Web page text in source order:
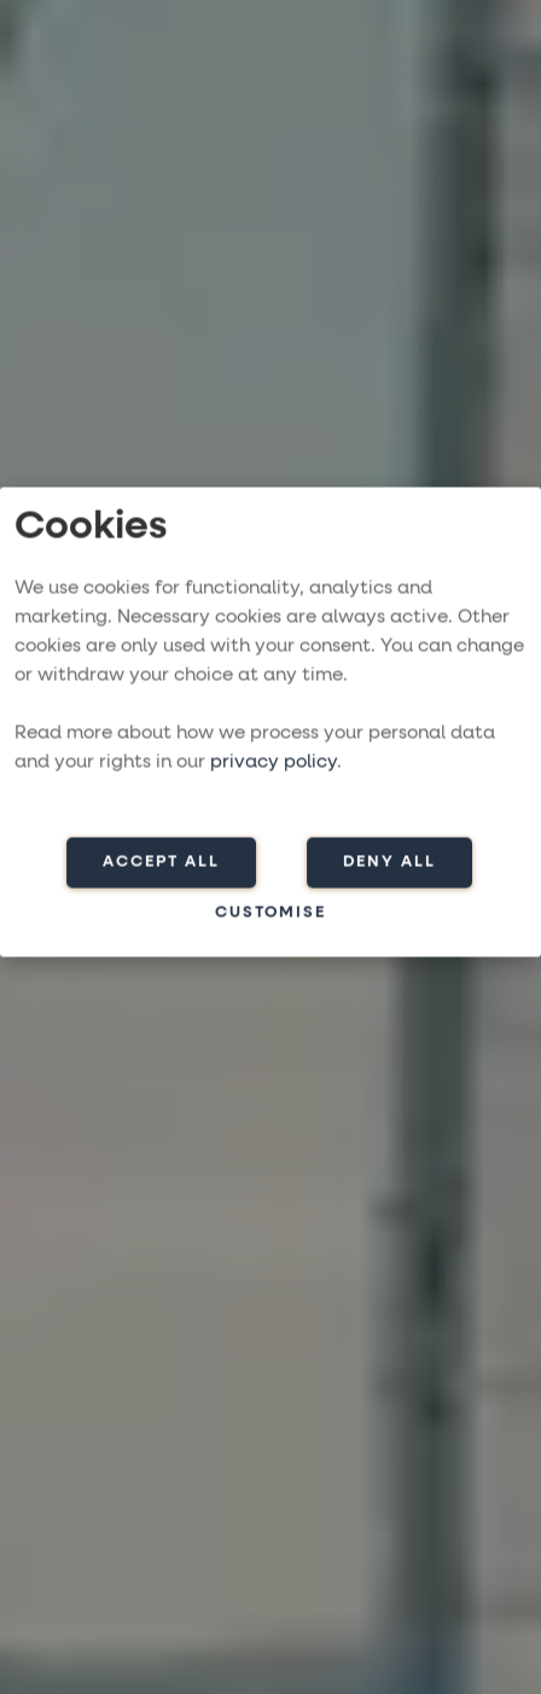
Cookies
We use cookies for functionality, analytics and
marketing. Necessary cookies are always active. Other
cookies are only used with your consent. You can change
or withdraw your choice at any time.
Read more about how we process your personal data
and your rights in our privacy policy.
ACCEPT ALL DENY ALL
CUSTOMISE
Ein Segelboot von
More Sailing mieten
DIE WELT AUF EIGENE FAUST ENTDECKEN